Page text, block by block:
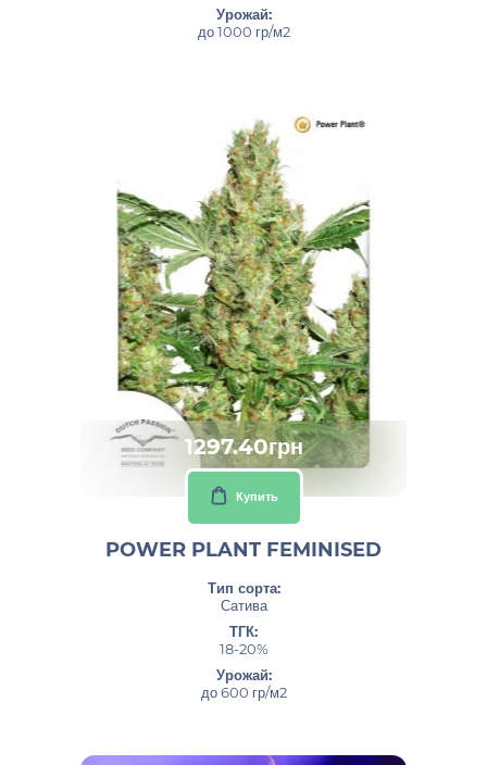
Урожай:
до 1000 гр/м2
1297.40грн
Купить
POWER PLANT FEMINISED
Тип сорта:
Сатива
ТГК:
18-20%
Урожай:
до 600 гр/м2